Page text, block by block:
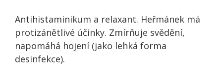
Antihistaminikum a relaxant. Heřmánek má
protizánětlivé účinky. Zmírňuje svědění,
napomáhá hojení (jako lehká forma
desinfekce).